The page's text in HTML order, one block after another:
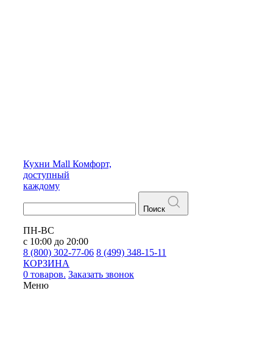
Кухни Mall Комфорт,
доступный
каждому
Поиск
ПН-ВС
с 10:00 до 20:00
8 (800) 302-77-06 8 (499) 348-15-11
КОРЗИНА
0 товаров. Заказать звонок
Меню